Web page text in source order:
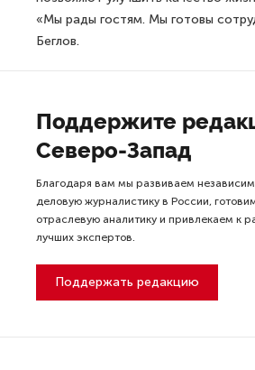
«Мы рады гостям. Мы готовы
Беглов.
Поддержите
Северо-Запад
Благодаря вам мы развиваем
деловую журналистику в России,
отраслевую аналитику и привлекаем к
лучших экспертов.
Поддержать редакцию